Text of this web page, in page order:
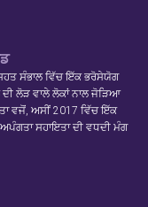
ਸੰਭਾਲ ਵਿੱਚ ਇੱਕ ਭਰੋਸੇਯੋਗ
ਲੋੜ ਵਾਲੇ ਲੋਕਾਂ ਨਾਲ ਜੋੜਿਆ
ਵਜੋਂ, ਅਸੀਂ 2017 ਵਿੱਚ ਇੱਕ
ਸਹਾਇਤਾ ਦੀ ਵਧਦੀ ਮੰਗ